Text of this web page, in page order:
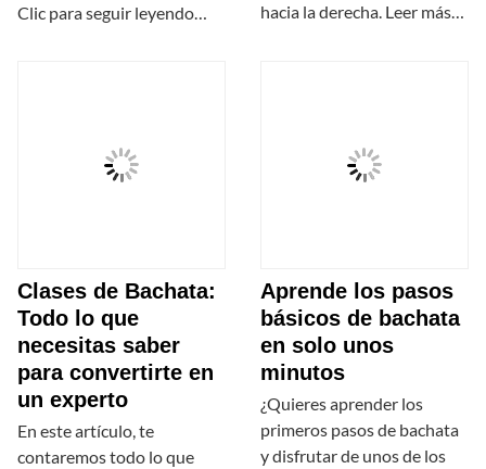
Clic para seguir leyendo…
hacia la derecha. Leer más…
Clases de Bachata:
Todo lo que
necesitas saber
para convertirte en
un experto
En este artículo, te
contaremos todo lo que
Aprende los pasos
básicos de bachata
en solo unos
minutos
¿Quieres aprender los
primeros pasos de bachata
y disfrutar de unos de los